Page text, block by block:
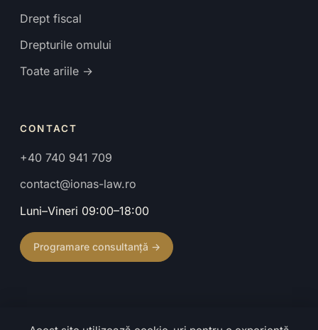
Drept fiscal
Drepturile omului
Toate ariile →
CONTACT
+40 740 941 709
contact@ionas-law.ro
Luni–Vineri 09:00–18:00
Programare consultanță →